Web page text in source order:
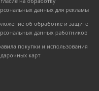
данных для рекламы
об обработке и защите
данных работников
покупки и использования
карт